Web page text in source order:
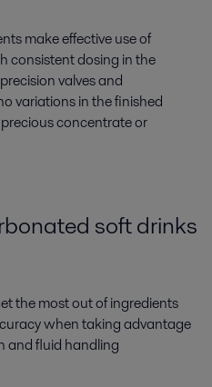
make effective use of
consistent dosing in the
valves and
variations in the finished
concentrate or
soft drinks
the most out of ingredients
when taking advantage
and fluid handling